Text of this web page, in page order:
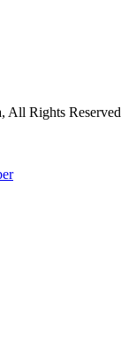
All Rights Reserved